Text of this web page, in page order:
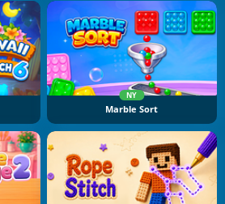
NY
Marble Sort